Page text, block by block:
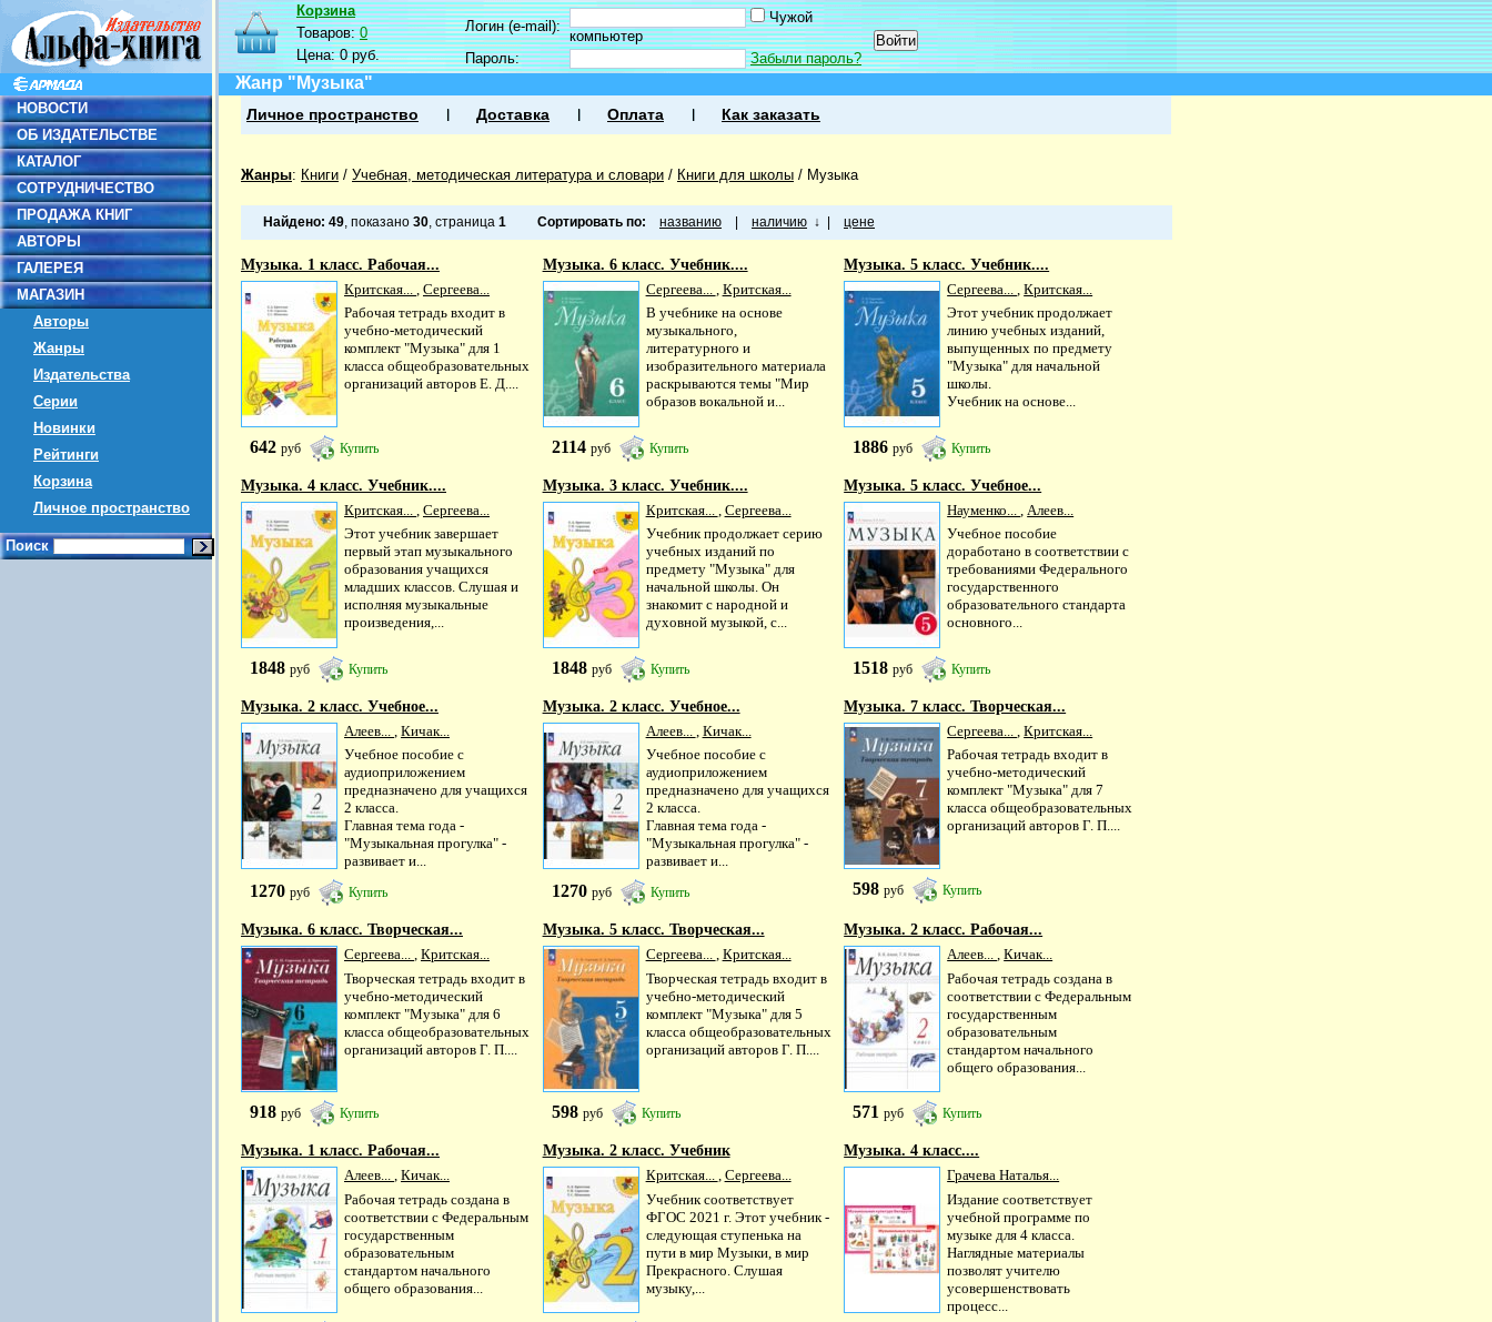
НОВОСТИ
ОБ ИЗДАТЕЛЬСТВЕ
КАТАЛОГ
СОТРУДНИЧЕСТВО
ПРОДАЖА КНИГ
АВТОРЫ
ГАЛЕРЕЯ
МАГАЗИН
Авторы
Жанры
Издательства
Серии
Новинки
Рейтинги
Корзина
Личное пространство
Поиск
Корзина
Товаров:0
Цена:0 руб.
Логин (e-mail):
Чужой
компьютер
Пароль:
Забыли пароль?
Жанр "Музыка"
Личное пространство Доставка Оплата Как заказать
Жанры: Книги / Учебная, методическая литература и словари / Книги для школы / Музыка
Найдено: 49, показано 30, страница 1 Сортировать по: названию наличию ↓ цене
Музыка. 1 класс. Рабочая...
Критская... , Сергеева...
Рабочая тетрадь входит в
учебно-методический
комплект "Музыка" для 1
класса общеобразовательных
организаций авторов Е. Д....
642 руб Купить
Музыка. 6 класс. Учебник....
Сергеева... , Критская...
В учебнике на основе
музыкального,
литературного и
изобразительного материала
раскрываются темы "Мир
образов вокальной и...
2114 руб Купить
Музыка. 5 класс. Учебник....
Сергеева...,Критская...
Этот учебник продолжает
линию учебных изданий,
выпущенных по предмету
"Музыка" для начальной
школы.
Учебник на основе...
1886руб Купить
Музыка. 4 класс. Учебник....
Критская... , Сергеева...
Этот учебник завершает
первый этап музыкального
образования учащихся
младших классов. Слушая и
исполняя музыкальные
произведения,...
1848 руб Купить
Музыка. 3 класс. Учебник....
Критская... , Сергеева...
Учебник продолжает серию
учебных изданий по
предмету "Музыка" для
начальной школы. Он
знакомит с народной и
духовной музыкой, с...
1848 руб Купить
Музыка. 5 класс. Учебное...
Науменко...,Алеев...
Учебное пособие
доработано в соответствии с
требованиями Федерального
государственного
образовательного стандарта
основного...
1518руб Купить
Музыка. 2 класс. Учебное...
Алеев... , Кичак...
Учебное пособие с
аудиоприложением
предназначено для учащихся
2 класса.
Главная тема года -
"Музыкальная прогулка" -
развивает и...
1270 руб Купить
Музыка. 2 класс. Учебное...
Алеев... , Кичак...
Учебное пособие с
аудиоприложением
предназначено для учащихся
2 класса.
Главная тема года -
"Музыкальная прогулка" -
развивает и...
1270 руб Купить
Музыка. 7 класс. Творческая...
Сергеева...,Критская...
Рабочая тетрадь входит в
учебно-методический
комплект "Музыка" для 7
класса общеобразовательных
организаций авторов Г. П....
598руб Купить
Музыка. 6 класс. Творческая...
Сергеева... , Критская...
Творческая тетрадь входит в
учебно-методический
комплект "Музыка" для 6
класса общеобразовательных
организаций авторов Г. П....
918 руб Купить
Музыка. 5 класс. Творческая...
Сергеева... , Критская...
Творческая тетрадь входит в
учебно-методический
комплект "Музыка" для 5
класса общеобразовательных
организаций авторов Г. П....
598 руб Купить
Музыка. 2 класс. Рабочая...
Алеев...,Кичак...
Рабочая тетрадь создана в
соответствии с Федеральным
государственным
образовательным
стандартом начального
общего образования...
571руб Купить
Музыка. 1 класс. Рабочая...
Алеев... , Кичак...
Рабочая тетрадь создана в
соответствии с Федеральным
государственным
образовательным
стандартом начального
общего образования...
Музыка. 2 класс. Учебник
Критская... , Сергеева...
Учебник соответствует
ФГОС 2021 г. Этот учебник -
следующая ступенька на
пути в мир Музыки, в мир
Прекрасного. Слушая
музыку,...
Музыка. 4 класс....
Грачева Наталья...
Издание соответствует
учебной программе по
музыке для 4 класса.
Наглядные материалы
позволят учителю
усовершенствовать
процесс...